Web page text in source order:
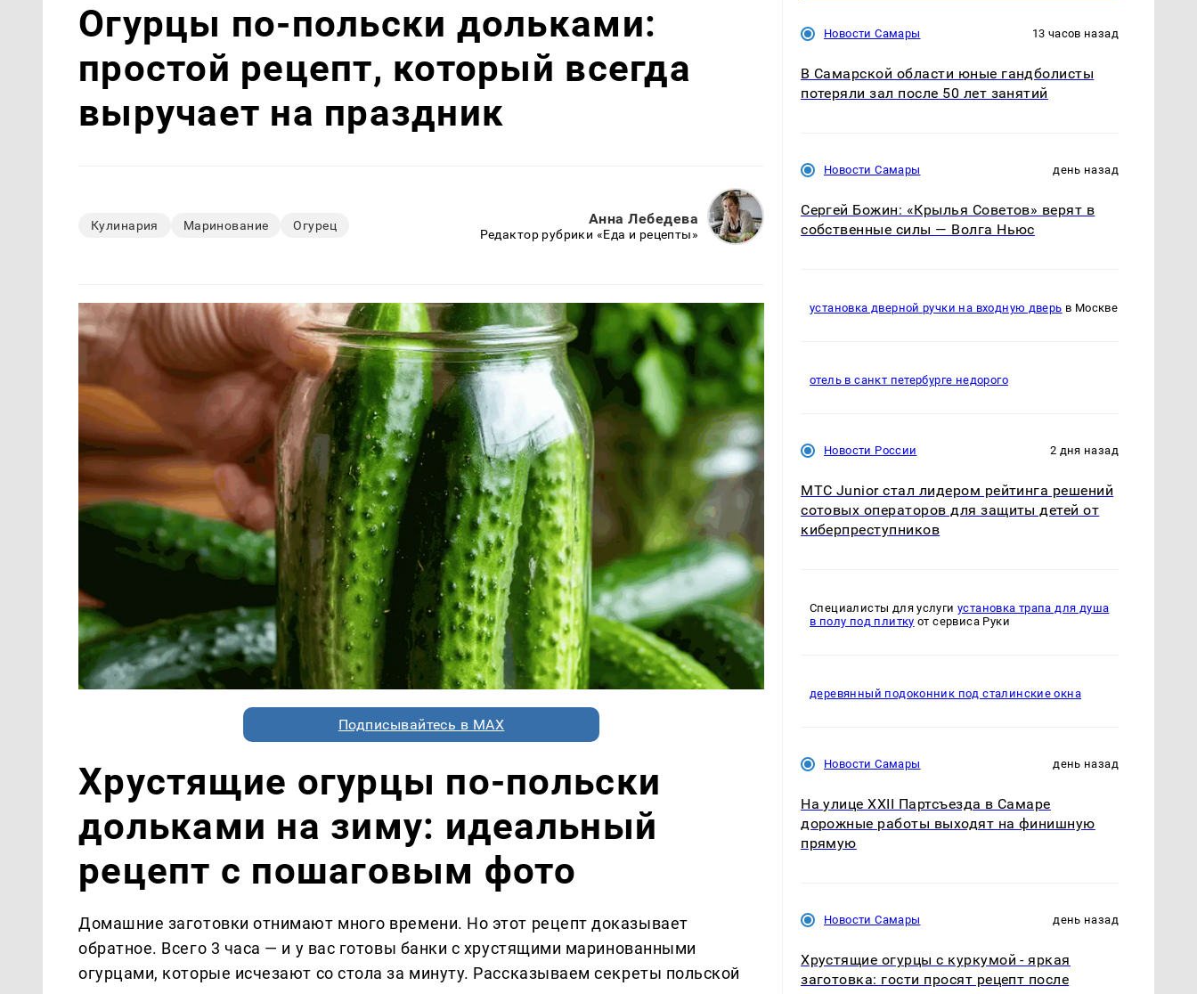
Огурцы по‑польски дольками:
простой рецепт, который всегда
выручает на праздник
Кулинария Маринование Огурец Анна Лебедева
Редактор рубрики «Еда и рецепты»
Подписывайтесь в MAX
Хрустящие огурцы по-польски
дольками на зиму: идеальный
рецепт с пошаговым фото
Домашние заготовки отнимают много времени. Но этот рецепт доказывает
обратное. Всего 3 часа — и у вас готовы банки с хрустящими маринованными
огурцами, которые исчезают со стола за минуту. Рассказываем секреты польской
Новости Самары 13 часов назад
В Самарской области юные гандболисты
потеряли зал после 50 лет занятий
Новости Самары день назад
Сергей Божин: «Крылья Советов» верят в
собственные силы — Волга Ньюс
установка дверной ручки на входную дверь в Москве
отель в санкт петербурге недорого
Новости России 2 дня назад
МТС Junior стал лидером рейтинга решений
сотовых операторов для защиты детей от
киберпреступников
Специалисты для услугиустановка трапа для душа
в полу под плитку от сервиса Руки
деревянный подоконник под сталинские окна
Новости Самары день назад
На улице XXII Партсъезда в Самаре
дорожные работы выходят на финишную
прямую
Новости Самары день назад
Хрустящие огурцы с куркумой - яркая
заготовка: гости просят рецепт после